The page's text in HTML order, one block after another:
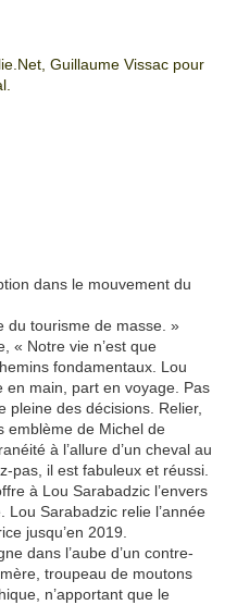
Guillaume Vissac pour
dans le mouvement du
du tourisme de masse. »
« Notre vie n’est que
fondamentaux. Lou
en main, part en voyage. Pas
pleine des décisions. Relier,
emblème de Michel de
à l’allure d’un cheval au
pas, il est fabuleux et réussi.
à Lou Sarabadzic l’envers
Sarabadzic relie l’année
jusqu’en 2019.
dans l’aube d’un contre-
troupeau de moutons
n’apportant que le